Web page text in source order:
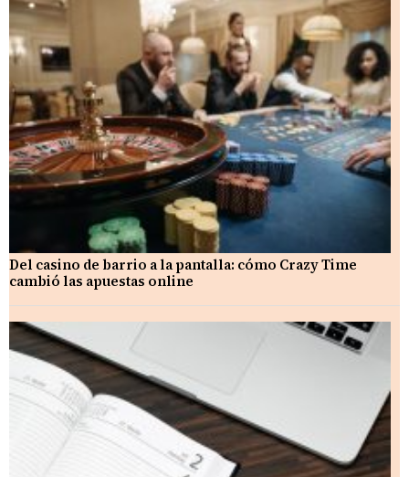
Del casino de barrio a la pantalla: cómo Crazy Time
cambió las apuestas online